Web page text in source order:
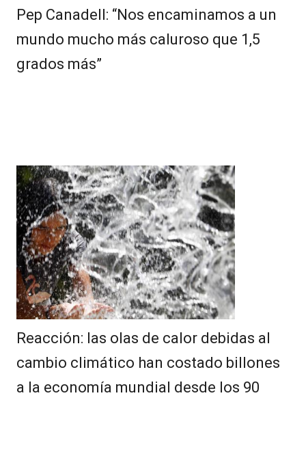
Pep Canadell: “Nos encaminamos a un
mundo mucho más caluroso que 1,5
grados más”
Reacción: las olas de calor debidas al
cambio climático han costado billones
a la economía mundial desde los 90